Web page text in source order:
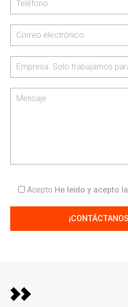
Acepto He leído y acepto la